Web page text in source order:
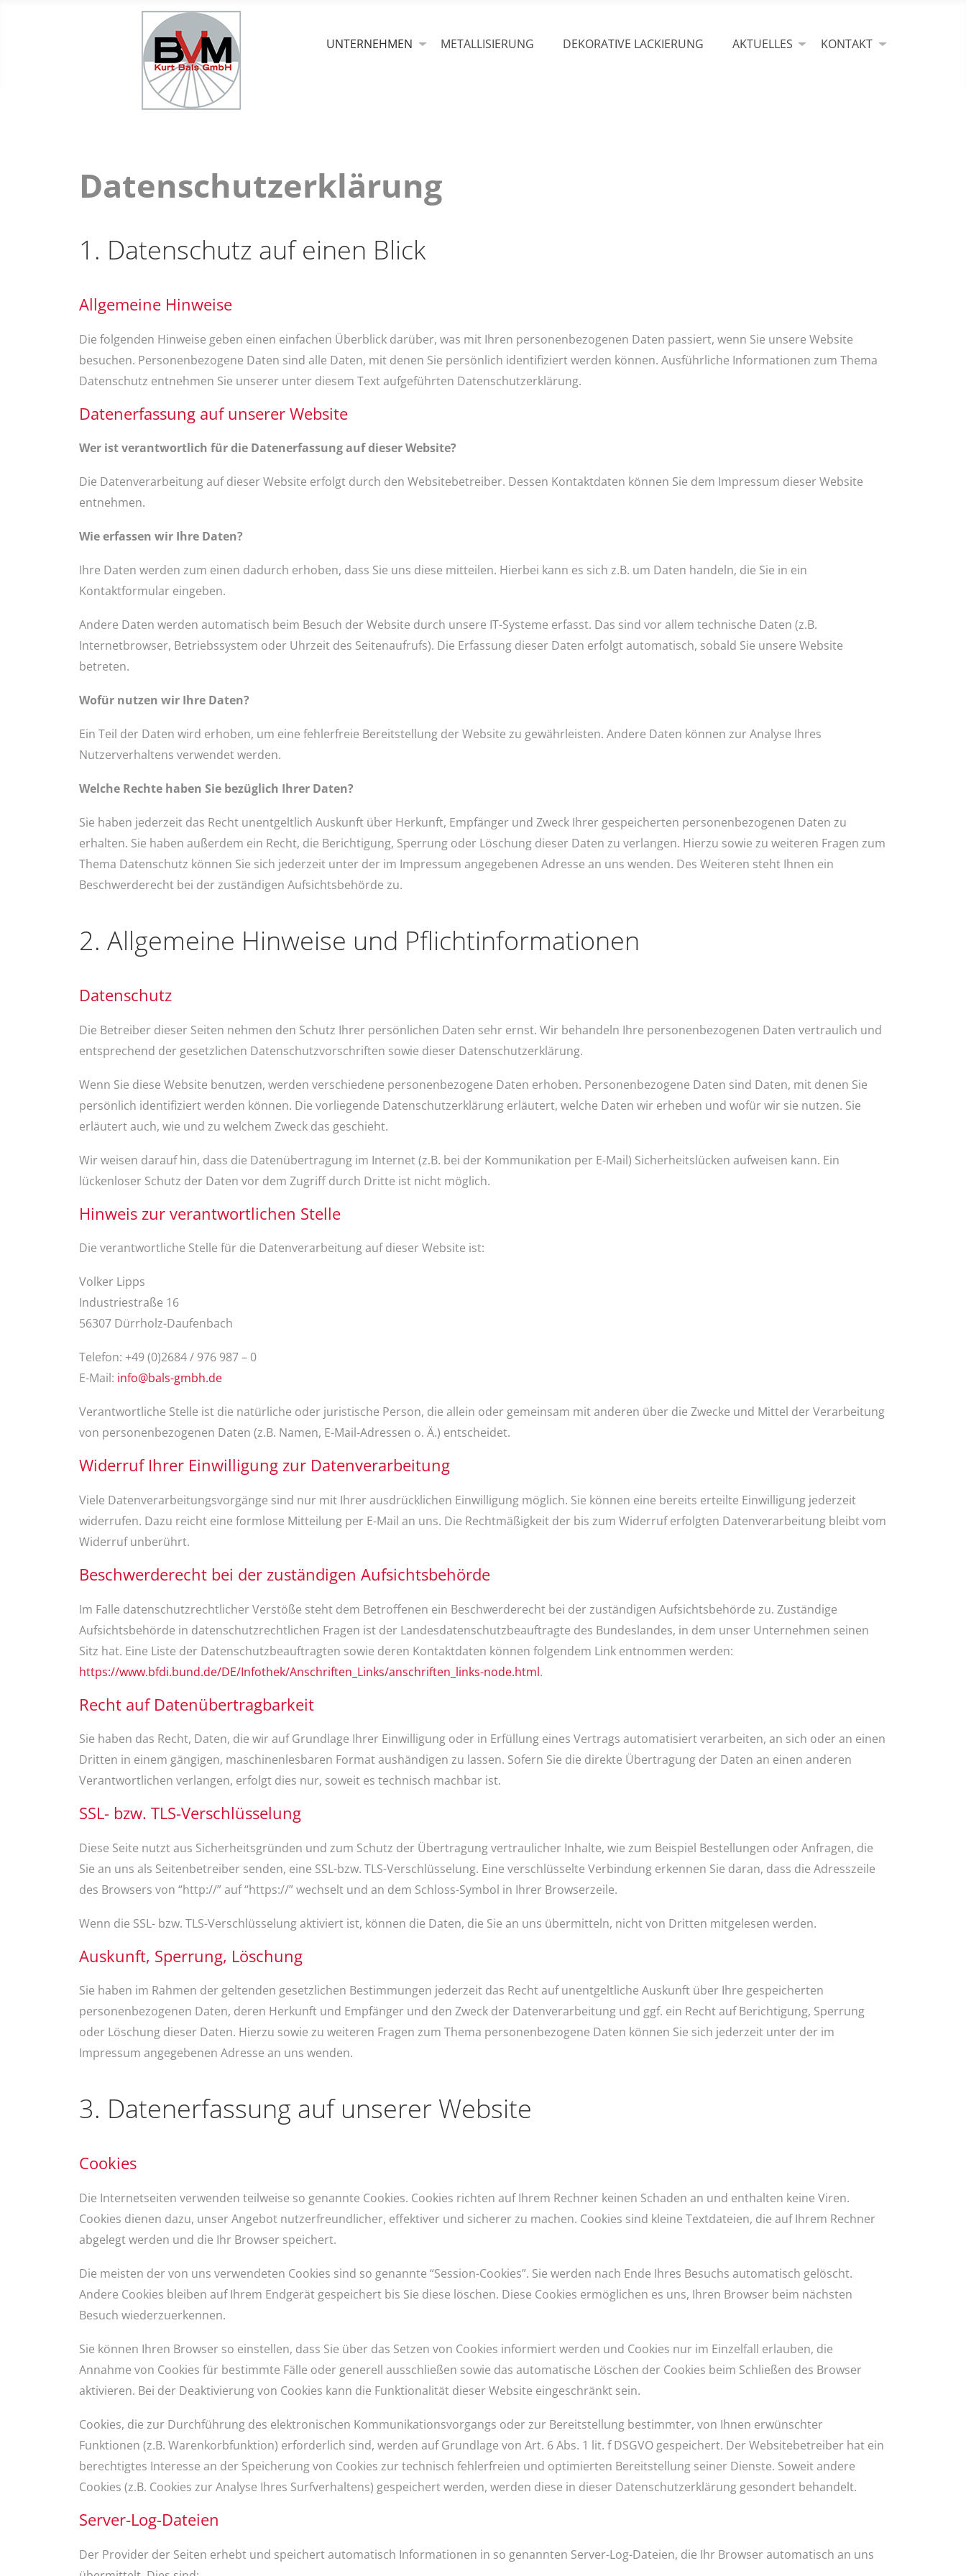
UNTERNEHMEN METALLISIERUNG DEKORATIVE LACKIERUNG AKTUELLES KONTAKT
Datenschutzerklärung
1. Datenschutz auf einen Blick
Allgemeine Hinweise
Die folgenden Hinweise geben einen einfachen Überblick darüber, was mit Ihren personenbezogenen Daten passiert, wenn Sie unsere Website
besuchen. Personenbezogene Daten sind alle Daten, mit denen Sie persönlich identifiziert werden können. Ausführliche Informationen zum Thema
Datenschutz entnehmen Sie unserer unter diesem Text aufgeführten Datenschutzerklärung.
Datenerfassung auf unserer Website
Wer ist verantwortlich für die Datenerfassung auf dieser Website?
Die Datenverarbeitung auf dieser Website erfolgt durch den Websitebetreiber. Dessen Kontaktdaten können Sie dem Impressum dieser Website
entnehmen.
Wie erfassen wir Ihre Daten?
Ihre Daten werden zum einen dadurch erhoben, dass Sie uns diese mitteilen. Hierbei kann es sich z.B. um Daten handeln, die Sie in ein
Kontaktformular eingeben.
Andere Daten werden automatisch beim Besuch der Website durch unsere IT-Systeme erfasst. Das sind vor allem technische Daten (z.B.
Internetbrowser, Betriebssystem oder Uhrzeit des Seitenaufrufs). Die Erfassung dieser Daten erfolgt automatisch, sobald Sie unsere Website
betreten.
Wofür nutzen wir Ihre Daten?
Ein Teil der Daten wird erhoben, um eine fehlerfreie Bereitstellung der Website zu gewährleisten. Andere Daten können zur Analyse Ihres
Nutzerverhaltens verwendet werden.
Welche Rechte haben Sie bezüglich Ihrer Daten?
Sie haben jederzeit das Recht unentgeltlich Auskunft über Herkunft, Empfänger und Zweck Ihrer gespeicherten personenbezogenen Daten zu
erhalten. Sie haben außerdem ein Recht, die Berichtigung, Sperrung oder Löschung dieser Daten zu verlangen. Hierzu sowie zu weiteren Fragen zum
Thema Datenschutz können Sie sich jederzeit unter der im Impressum angegebenen Adresse an uns wenden. Des Weiteren steht Ihnen ein
Beschwerderecht bei der zuständigen Aufsichtsbehörde zu.
2. Allgemeine Hinweise und Pflichtinformationen
Datenschutz
Die Betreiber dieser Seiten nehmen den Schutz Ihrer persönlichen Daten sehr ernst. Wir behandeln Ihre personenbezogenen Daten vertraulich und
entsprechend der gesetzlichen Datenschutzvorschriften sowie dieser Datenschutzerklärung.
Wenn Sie diese Website benutzen, werden verschiedene personenbezogene Daten erhoben. Personenbezogene Daten sind Daten, mit denen Sie
persönlich identifiziert werden können. Die vorliegende Datenschutzerklärung erläutert, welche Daten wir erheben und wofür wir sie nutzen. Sie
erläutert auch, wie und zu welchem Zweck das geschieht.
Wir weisen darauf hin, dass die Datenübertragung im Internet (z.B. bei der Kommunikation per E-Mail) Sicherheitslücken aufweisen kann. Ein
lückenloser Schutz der Daten vor dem Zugriff durch Dritte ist nicht möglich.
Hinweis zur verantwortlichen Stelle
Die verantwortliche Stelle für die Datenverarbeitung auf dieser Website ist:
Volker Lipps
Industriestraße 16
56307 Dürrholz-Daufenbach
Telefon: +49 (0)2684 / 976 987 – 0
E-Mail: info@bals-gmbh.de
Verantwortliche Stelle ist die natürliche oder juristische Person, die allein oder gemeinsam mit anderen über die Zwecke und Mittel der Verarbeitung
von personenbezogenen Daten (z.B. Namen, E-Mail-Adressen o. Ä.) entscheidet.
Widerruf Ihrer Einwilligung zur Datenverarbeitung
Viele Datenverarbeitungsvorgänge sind nur mit Ihrer ausdrücklichen Einwilligung möglich. Sie können eine bereits erteilte Einwilligung jederzeit
widerrufen. Dazu reicht eine formlose Mitteilung per E-Mail an uns. Die Rechtmäßigkeit der bis zum Widerruf erfolgten Datenverarbeitung bleibt vom
Widerruf unberührt.
Beschwerderecht bei der zuständigen Aufsichtsbehörde
Im Falle datenschutzrechtlicher Verstöße steht dem Betroffenen ein Beschwerderecht bei der zuständigen Aufsichtsbehörde zu. Zuständige
Aufsichtsbehörde in datenschutzrechtlichen Fragen ist der Landesdatenschutzbeauftragte des Bundeslandes, in dem unser Unternehmen seinen
Sitz hat. Eine Liste der Datenschutzbeauftragten sowie deren Kontaktdaten können folgendem Link entnommen werden:
https://www.bfdi.bund.de/DE/Infothek/Anschriften_Links/anschriften_links-node.html.
Recht auf Datenübertragbarkeit
Sie haben das Recht, Daten, die wir auf Grundlage Ihrer Einwilligung oder in Erfüllung eines Vertrags automatisiert verarbeiten, an sich oder an einen
Dritten in einem gängigen, maschinenlesbaren Format aushändigen zu lassen. Sofern Sie die direkte Übertragung der Daten an einen anderen
Verantwortlichen verlangen, erfolgt dies nur, soweit es technisch machbar ist.
SSL- bzw. TLS-Verschlüsselung
Diese Seite nutzt aus Sicherheitsgründen und zum Schutz der Übertragung vertraulicher Inhalte, wie zum Beispiel Bestellungen oder Anfragen, die
Sie an uns als Seitenbetreiber senden, eine SSL-bzw. TLS-Verschlüsselung. Eine verschlüsselte Verbindung erkennen Sie daran, dass die Adresszeile
des Browsers von “http://” auf “https://” wechselt und an dem Schloss-Symbol in Ihrer Browserzeile.
Wenn die SSL- bzw. TLS-Verschlüsselung aktiviert ist, können die Daten, die Sie an uns übermitteln, nicht von Dritten mitgelesen werden.
Auskunft, Sperrung, Löschung
Sie haben im Rahmen der geltenden gesetzlichen Bestimmungen jederzeit das Recht auf unentgeltliche Auskunft über Ihre gespeicherten
personenbezogenen Daten, deren Herkunft und Empfänger und den Zweck der Datenverarbeitung und ggf. ein Recht auf Berichtigung, Sperrung
oder Löschung dieser Daten. Hierzu sowie zu weiteren Fragen zum Thema personenbezogene Daten können Sie sich jederzeit unter der im
Impressum angegebenen Adresse an uns wenden.
3. Datenerfassung auf unserer Website
Cookies
Die Internetseiten verwenden teilweise so genannte Cookies. Cookies richten auf Ihrem Rechner keinen Schaden an und enthalten keine Viren.
Cookies dienen dazu, unser Angebot nutzerfreundlicher, effektiver und sicherer zu machen. Cookies sind kleine Textdateien, die auf Ihrem Rechner
abgelegt werden und die Ihr Browser speichert.
Die meisten der von uns verwendeten Cookies sind so genannte “Session-Cookies”. Sie werden nach Ende Ihres Besuchs automatisch gelöscht.
Andere Cookies bleiben auf Ihrem Endgerät gespeichert bis Sie diese löschen. Diese Cookies ermöglichen es uns, Ihren Browser beim nächsten
Besuch wiederzuerkennen.
Sie können Ihren Browser so einstellen, dass Sie über das Setzen von Cookies informiert werden und Cookies nur im Einzelfall erlauben, die
Annahme von Cookies für bestimmte Fälle oder generell ausschließen sowie das automatische Löschen der Cookies beim Schließen des Browser
aktivieren. Bei der Deaktivierung von Cookies kann die Funktionalität dieser Website eingeschränkt sein.
Cookies, die zur Durchführung des elektronischen Kommunikationsvorgangs oder zur Bereitstellung bestimmter, von Ihnen erwünschter
Funktionen (z.B. Warenkorbfunktion) erforderlich sind, werden auf Grundlage von Art. 6 Abs. 1 lit. f DSGVO gespeichert. Der Websitebetreiber hat ein
berechtigtes Interesse an der Speicherung von Cookies zur technisch fehlerfreien und optimierten Bereitstellung seiner Dienste. Soweit andere
Cookies (z.B. Cookies zur Analyse Ihres Surfverhaltens) gespeichert werden, werden diese in dieser Datenschutzerklärung gesondert behandelt.
Server-Log-Dateien
Der Provider der Seiten erhebt und speichert automatisch Informationen in so genannten Server-Log-Dateien, die Ihr Browser automatisch an uns